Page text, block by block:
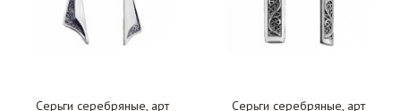
Серьги серебряные, арт Серьги серебряные, арт